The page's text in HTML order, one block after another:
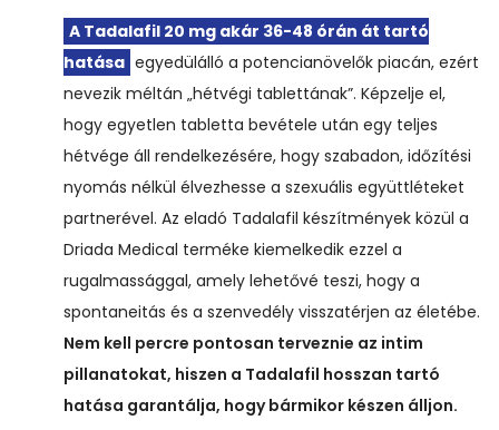
A Tadalafil 20 mg akár 36-48 órán át tartó
hatása egyedülálló a potencianövelők piacán, ezért
nevezik méltán „hétvégi tablettának”. Képzelje el,
hogy egyetlen tabletta bevétele után egy teljes
hétvége áll rendelkezésére, hogy szabadon, időzítési
nyomás nélkül élvezhesse a szexuális együttléteket
partnerével. Az eladó Tadalafil készítmények közül a
Driada Medical terméke kiemelkedik ezzel a
rugalmassággal, amely lehetővé teszi, hogy a
spontaneitás és a szenvedély visszatérjen az életébe.
Nem kell percre pontosan terveznie az intim
pillanatokat, hiszen a Tadalafil hosszan tartó
hatása garantálja, hogy bármikor készen álljon.